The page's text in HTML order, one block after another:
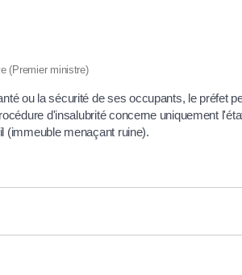
(Premier ministre)
ou la sécurité de ses occupants, le préfet
d'insalubrité concerne uniquement
(immeuble menaçant ruine).